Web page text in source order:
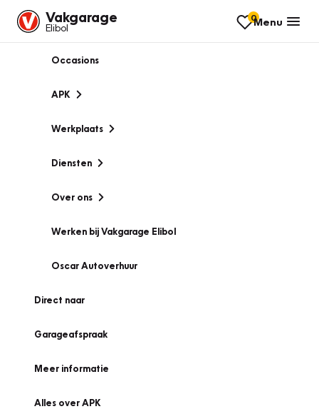
Vakgarage
Elibol
0Menu
Occasions
APK
Werkplaats
Diensten
Over ons
Werken bij Vakgarage Elibol
Oscar Autoverhuur
Direct naar
Garageafspraak
Meer informatie
Alles over APK